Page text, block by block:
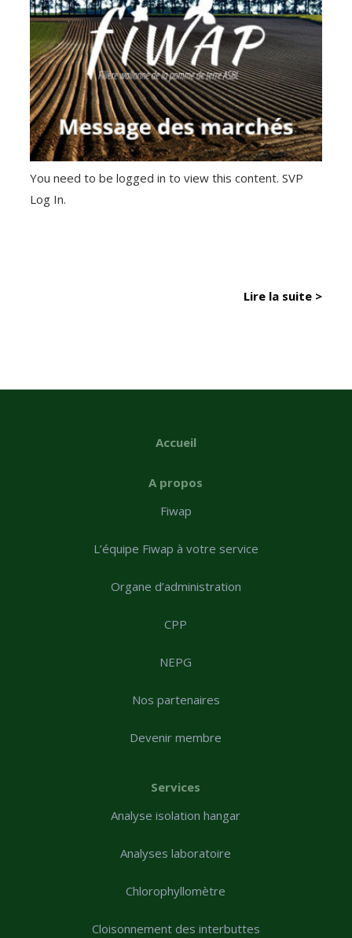
You need to be logged in to view this content. SVP
Log In.
Lire la suite >
Accueil
A propos
Fiwap
L’équipe Fiwap à votre service
Organe d’administration
CPP
NEPG
Nos partenaires
Devenir membre
Services
Analyse isolation hangar
Analyses laboratoire
Chlorophyllomètre
Cloisonnement des interbuttes